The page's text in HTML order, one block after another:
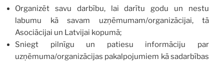
Organizēt savu darbību, lai darītu godu un nestu
labumu kā savam uzņēmumam/organizācijai, tā
Asociācijai un Latvijai kopumā;
Sniegt pilnīgu un patiesu informāciju par
uzņēmuma/organizācijas pakalpojumiem kā sadarbības